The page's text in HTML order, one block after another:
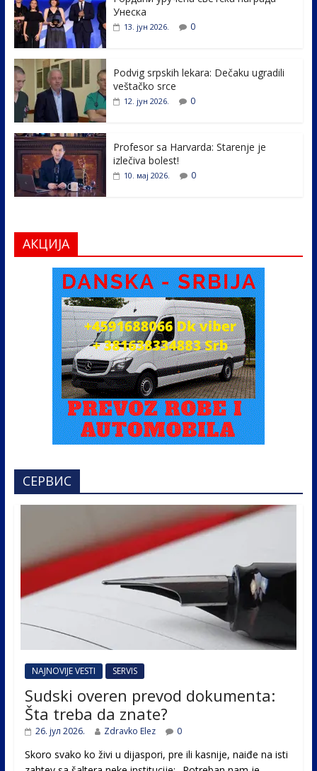
b
o
o
k
er e
dI
e
Унеска
13. јун 2026. 0
Podvig srpskih lekara: Dečaku ugradili
veštačko srce
12. јун 2026. 0
Profesor sa Harvarda: Starenje je
izlečiva bolest!
10. мај 2026. 0
АКЦИЈА
СЕРВИС
NAJNOVIJE VESTI SERVIS
Sudski overen prevod dokumenta:
Šta treba da znate?
26. јул 2026. Zdravko Elez 0
Skoro svako ko živi u dijaspori, pre ili kasnije, naiđe na isti